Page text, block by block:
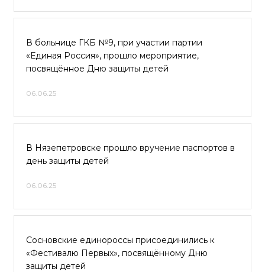
В больнице ГКБ №9, при участии партии
«Единая Россия», прошло мероприятие,
посвящённое Дню защиты детей
06.06.25
В Нязепетровске прошло вручение паспортов в
день защиты детей
06.06.25
Сосновские единороссы присоединились к
«Фестивалю Первых», посвящённому Дню
защиты детей